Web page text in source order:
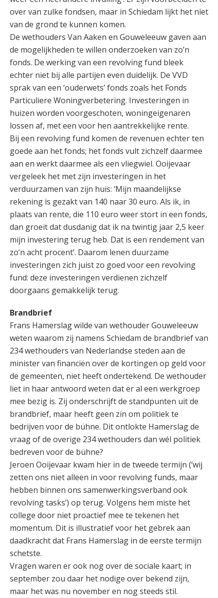
over van zulke fondsen, maar in Schiedam lijkt het niet
van de grond te kunnen komen.
De wethouders Van Aaken en Gouweleeuw gaven aan
de mogelijkheden te willen onderzoeken van zo’n
fonds. De werking van een revolving fund bleek
echter niet bij alle partijen even duidelijk. De VVD
sprak van een ‘ouderwets’ fonds zoals het Fonds
Particuliere Woningverbetering. Investeringen in
huizen worden voorgeschoten, woningeigenaren
lossen af, met een voor hen aantrekkelijke rente.
Bij een revolving fund komen de revenuen echter ten
goede aan het fonds; het fonds vult zichzelf daarmee
aan en werkt daarmee als een vliegwiel. Ooijevaar
vergeleek het met zijn investeringen in het
verduurzamen van zijn huis: ‘Mijn maandelijkse
rekening is gezakt van 140 naar 30 euro. Als ik, in
plaats van rente, die 110 euro weer stort in een fonds,
dan groeit dat dusdanig dat ik na twintig jaar 2,5 keer
mijn investering terug heb. Dat is een rendement van
zo’n acht procent’. Daarom lenen duurzame
investeringen zich juist zo goed voor een revolving
fund: deze investeringen verdienen zichzelf
doorgaans gemakkelijk terug.
Brandbrief
Frans Hamerslag wilde van wethouder Gouweleeuw
weten waarom zij namens Schiedam de brandbrief van
234 wethouders van Nederlandse steden aan de
minister van financiën over de kortingen op geld voor
de gemeenten, niet heeft ondertekend. De wethouder
liet in haar antwoord weten dat er al een werkgroep
mee bezig is. Zij onderschrijft de standpunten uit de
brandbrief, maar heeft geen zin om politiek te
bedrijven voor de bühne. Dit ontlokte Hamerslag de
vraag of de overige 234 wethouders dan wél politiek
bedreven voor de bühne?
Jeroen Ooijevaar kwam hier in de tweede termijn (‘wij
zetten ons niet alleen in voor revolving funds, maar
hebben binnen ons samenwerkingsverband ook
revolving tasks’) op terug. Volgens hem miste het
college door niet proactief mee te tekenen het
momentum. Dit is illustratief voor het gebrek aan
daadkracht dat Frans Hamerslag in de eerste termijn
schetste.
Vragen waren er ook nog over de sociale kaart; in
september zou daar het nodige over bekend zijn,
maar het was nu november en nog steeds stil.